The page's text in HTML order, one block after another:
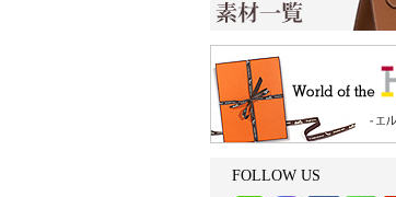
FOLLOW US